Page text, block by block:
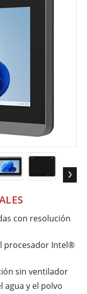
con resolución
procesador Intel®
sin ventilador
agua y el polvo